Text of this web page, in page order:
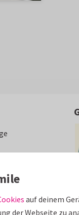
auf deinem
der Webseite zu